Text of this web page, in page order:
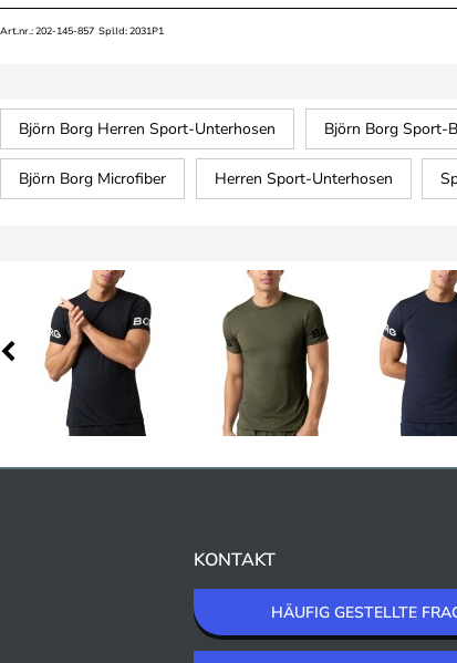
Art.nr.: 202-145-857 SplId: 2031P1
Björn Borg Herren Sport-Unterhosen Björn Borg Sport-
Björn Borg Microfiber Herren Sport-Unterhosen
KONTAKT
HÄUFIG GESTELLTE